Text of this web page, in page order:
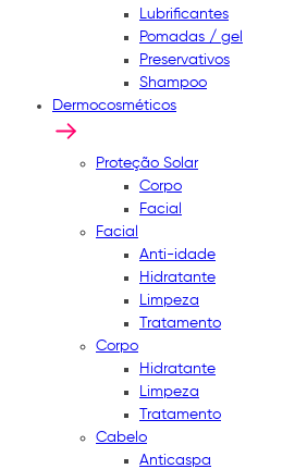
Lubrificantes
Pomadas / gel
Preservativos
Shampoo
Dermocosméticos
Proteção Solar
Corpo
Facial
Facial
Anti-idade
Hidratante
Limpeza
Tratamento
Corpo
Hidratante
Limpeza
Tratamento
Cabelo
Anticaspa